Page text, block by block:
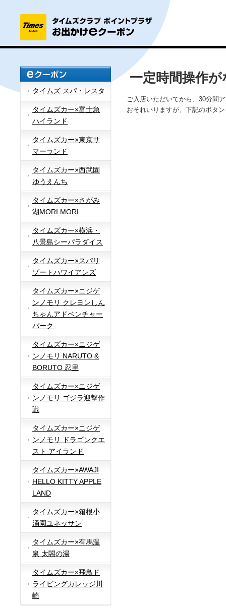
タイムズ スパ・レスタ
タイムズカー×富士急
ハイランド
タイムズカー×東京サ
マーランド
タイムズカー×西武園
ゆうえんち
タイムズカー×さがみ
湖MORI MORI
タイムズカー×横浜・
八景島シーパラダイス
タイムズカー×スパリ
ゾートハワイアンズ
タイムズカー×ニジゲ
ンノモリ クレヨンしん
ちゃんアドベンチャー
パーク
タイムズカー×ニジゲ
ンノモリ NARUTO &
BORUTO 忍里
タイムズカー×ニジゲ
ンノモリ ゴジラ迎撃作
戦
タイムズカー×ニジゲ
ンノモリ ドラゴンクエ
スト アイランド
タイムズカー×AWAJI
HELLO KITTY APPLE
LAND
タイムズカー×箱根小
涌園ユネッサン
タイムズカー×有馬温
泉 太閤の湯
タイムズカー×飛鳥ド
ライビングカレッジ川
崎
一定時間操作
ご入店いただいてから、30分間
おそれいりますが、下記のボタ